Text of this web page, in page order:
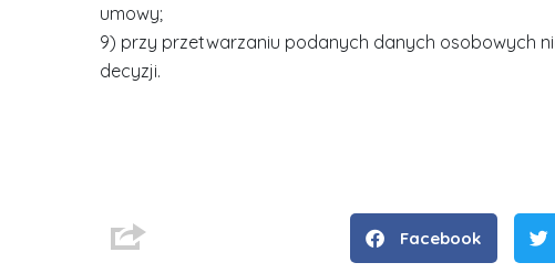
umowy;
9) przy przetwarzaniu podanych danych osobowych
decyzji.
Facebook
n
ż